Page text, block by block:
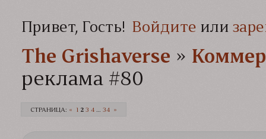
Привет, Гость! Войдите или
The Grishaverse­­­ »
реклама #80
СТРАНИЦА: « 1 2 3 4 34 »